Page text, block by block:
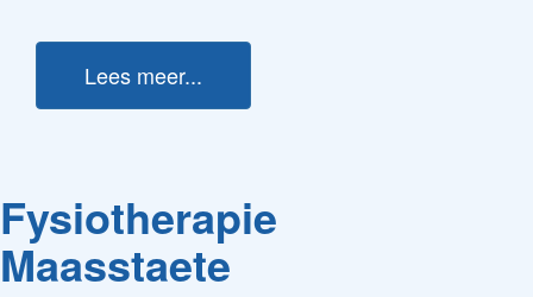
Lees meer...
Fysiotherapie
Maasstaete